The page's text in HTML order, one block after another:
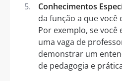
Conhecimentos
da função a que você
Por exemplo, se você
uma vaga de
demonstrar um
de pedagogia e